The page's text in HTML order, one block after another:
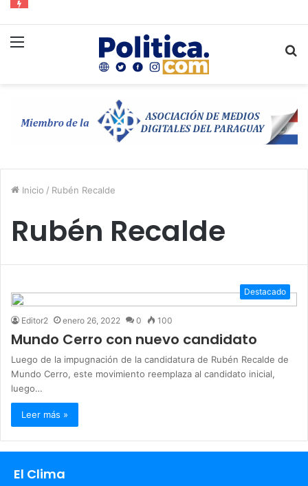
Inicio / Rubén Recalde
Rubén Recalde
Destacado
Editor2 enero 26, 2022 0 100
Mundo Cerro con nuevo candidato
Luego de la impugnación de la candidatura de Rubén Recalde de
Mundo Cerro, este movimiento reemplaza al candidato inicial,
luego…
Leer más »
El Clima